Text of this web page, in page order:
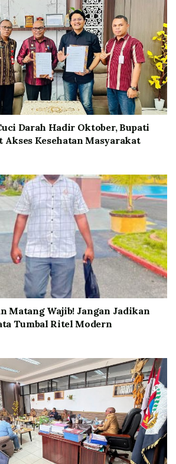
Darah Hadir Oktober, Bupati
Akses Kesehatan Masyarakat
Matang Wajib! Jangan Jadikan
Tumbal Ritel Modern